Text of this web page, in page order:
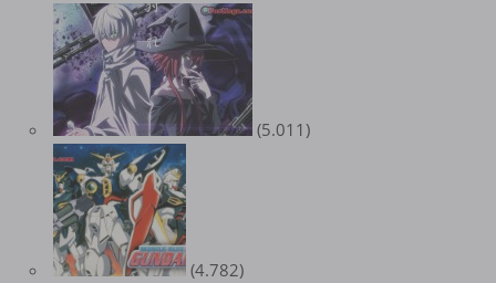
(5.011)
(4.782)